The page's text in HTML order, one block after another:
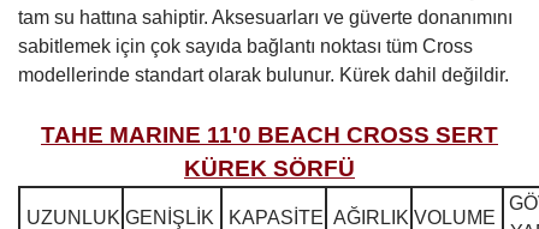
tam su hattına sahiptir. Aksesuarları ve güverte donanımını
sabitlemek için çok sayıda bağlantı noktası tüm Cross
modellerinde standart olarak bulunur. Kürek dahil değildir.
TAHE MARINE 11'0 BEACH CROSS SERT
KÜREK SÖRFÜ
UZUNLUK GENİŞLİK KAPASİTE AĞIRLIK VOLUME